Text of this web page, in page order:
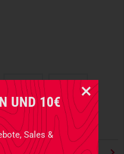
UND 10€
Sales &